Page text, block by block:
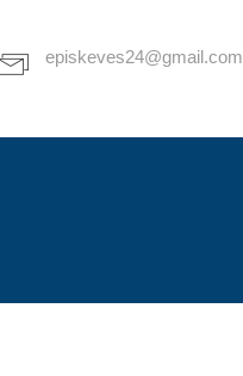
episkeves24@gmail.com